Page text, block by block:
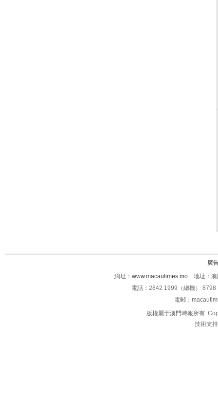
廣
網址： www.macautimes.mo 地址：澳
電話：2842 1999（總機）
電郵：
版權屬于澳門時報所有.
技術支